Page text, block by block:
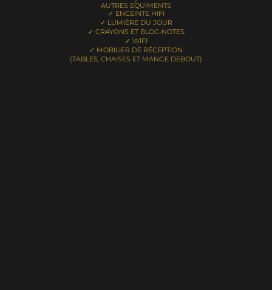
AUTRES EQUIMENTS
✓ ENCEINTE HIFI
✓ LUMIÈRE DU JOUR
✓ CRAYONS ET BLOC-NOTES
✓ WIFI
✓ MOBILIER DE RÉCEPTION
(TABLES, CHAISES ET MANGE DEBOUT)